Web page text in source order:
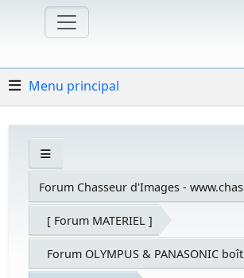
Menu principal
Forum Chasseur d'Images -
[ Forum MATERIEL ]
Forum OLYMPUS & PANASONIC